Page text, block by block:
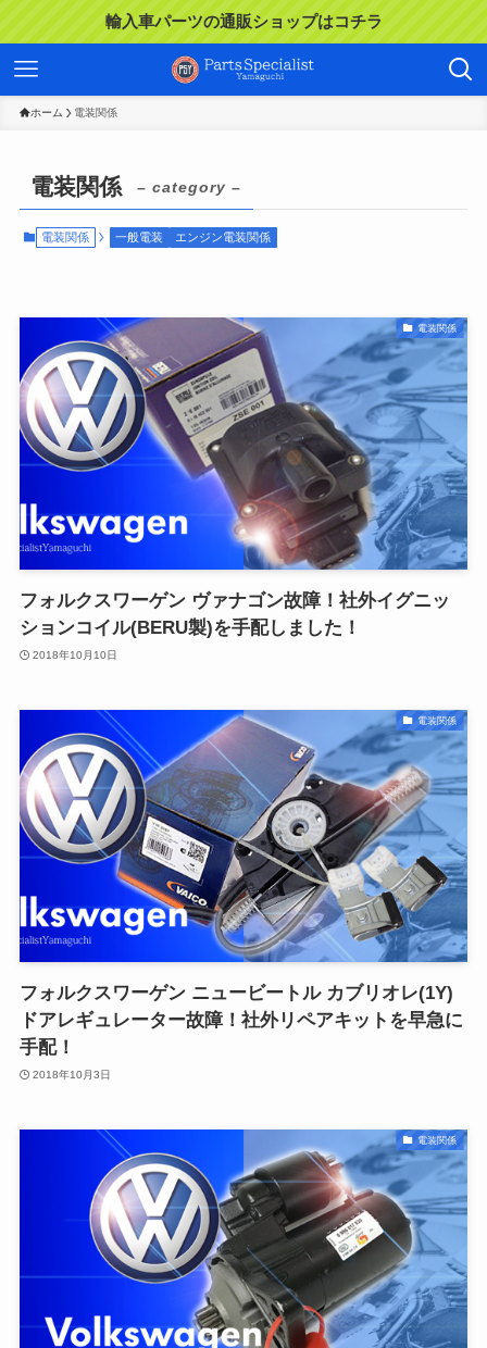
輸入車パーツの通販ショップはコチラ
ホーム 電装関係
電装関係 – category –
電装関係 一般電装 エンジン電装関係
電装関係
フォルクスワーゲン ヴァナゴン故障！社外イグニッ
ションコイル(BERU製)を手配しました！
2018年10月10日
電装関係
フォルクスワーゲン ニュービートル カブリオレ(1Y)
ドアレギュレーター故障！社外リペアキットを早急に
手配！
2018年10月3日
電装関係